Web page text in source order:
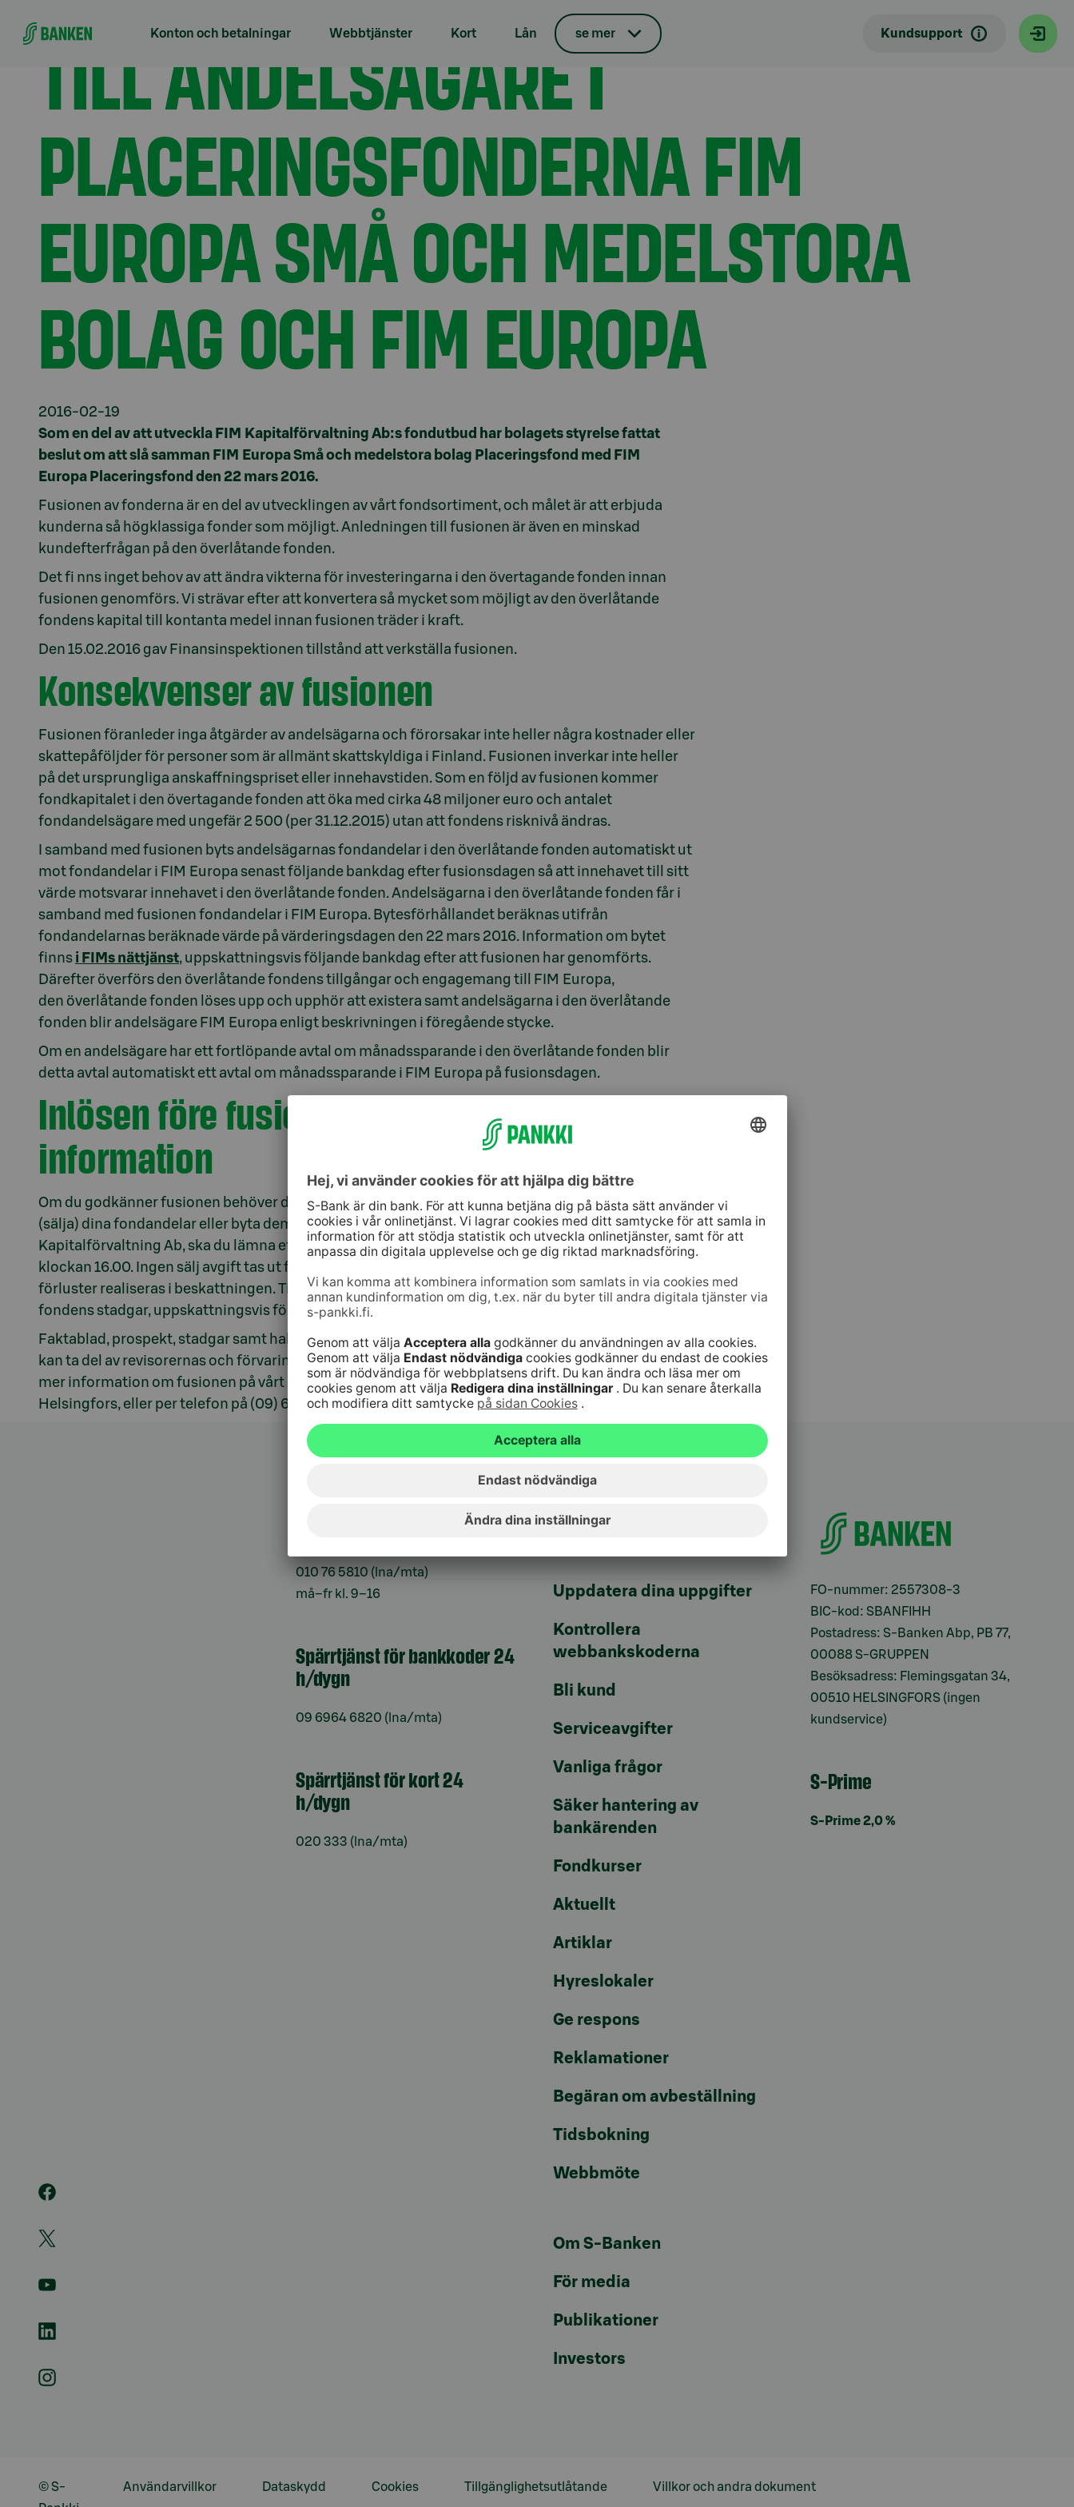
Konton och betalningar Webbtjänster Kort Lån se mer Kundsupport
Till andelsägare i Placeringsfonderna FIM Europa Små och medelstora bolag och FIM Europa
TILL ANDELSÄGARE I
PLACERINGSFONDERNA FIM
EUROPA SMÅ OCH MEDELSTORA
BOLAG OCH FIM EUROPA
2016-02-19
Som en del av att utveckla FIM Kapitalförvaltning Ab:s fondutbud har bolagets styrelse fattat
beslut om att slå samman FIM Europa Små och medelstora bolag Placeringsfond med FIM
Europa Placeringsfond den 22 mars 2016.
Fusionen av fonderna är en del av utvecklingen av vårt fondsortiment, och målet är att erbjuda
kunderna så högklassiga fonder som möjligt. Anledningen till fusionen är även en minskad
kundefterfrågan på den överlåtande fonden.
Det fi nns inget behov av att ändra vikterna för investeringarna i den övertagande fonden innan
fusionen genomförs. Vi strävar efter att konvertera så mycket som möjligt av den överlåtande
fondens kapital till kontanta medel innan fusionen träder i kraft.
Den 15.02.2016 gav Finansinspektionen tillstånd att verkställa fusionen.
Konsekvenser av fusionen
Fusionen föranleder inga åtgärder av andelsägarna och förorsakar inte heller några kostnader eller
skattepåföljder för personer som är allmänt skattskyldiga i Finland. Fusionen inverkar inte heller
på det ursprungliga anskaffningspriset eller innehavstiden. Som en följd av fusionen kommer
fondkapitalet i den övertagande fonden att öka med cirka 48 miljoner euro och antalet
fondandelsägare med ungefär 2 500 (per 31.12.2015) utan att fondens risknivå ändras.
I samband med fusionen byts andelsägarnas fondandelar i den överlåtande fonden automatiskt ut
mot fondandelar i FIM Europa senast följande bankdag efter fusionsdagen så att innehavet till sitt
värde motsvarar innehavet i den överlåtande fonden. Andelsägarna i den överlåtande fonden får i
samband med fusionen fondandelar i FIM Europa. Bytesförhållandet beräknas utifrån
fondandelarnas beräknade värde på värderingsdagen den 22 mars 2016. Information om bytet
finns i FIMs nättjänst, uppskattningsvis följande bankdag efter att fusionen har genomförts.
Därefter överförs den överlåtande fondens tillgångar och engagemang till FIM Europa,
den överlåtande fonden löses upp och upphör att existera samt andelsägarna i den överlåtande
fonden blir andelsägare FIM Europa enligt beskrivningen i föregående stycke.
Om en andelsägare har ett fortlöpande avtal om månadssparande i den överlåtande fonden blir
detta avtal automatiskt ett avtal om månadssparande i FIM Europa på fusionsdagen.
Inlösen före fusionen och ytterligare
information
Om du godkänner fusionen behöver du inte vidta några åtgärder. Om du före fusionen vill lösa in
(sälja) dina fondandelar eller byta dem till andelar i en annan fond som förvaltas av FIM
Kapitalförvaltning Ab, ska du lämna ett uppdrag om inlösen eller byte senast den 22 mars 2016 före
klockan 16.00. Ingen sälj avgift tas ut för inlösen eller byte men eventuella överlåtelsevinster eller -
förluster realiseras i beskattningen. Tillgångar från försäljningen av andelar betalas ut enligt
fondens stadgar, uppskattningsvis följande bankdag.
Faktablad, prospekt, stadgar samt halvårsrapport och årsredovisning för FIM Europa finnshär . Du
kan ta del av revisorernas och förvaringsinstitutets utlåtanden över fusionen och få
mer information om fusionen på vårt kontor på FIM Kapitalförvaltning Ab, Norra esplanaden 33 A,
Helsingfors, eller per telefon på (09) 6134 6250,kundservice@fim.com.
010 76 5810 (lna/mta)
må–fr kl. 9–16
Spärrtjänst för bankkoder 24
h/dygn
09 6964 6820 (lna/mta)
Spärrtjänst för kort 24
h/dygn
020 333 (lna/mta)
Genvägar
Uppdatera dina uppgifter
Kontrollera
webbankskoderna
Bli kund
Serviceavgifter
Vanliga frågor
Säker hantering av
bankärenden
Fondkurser
Aktuellt
Artiklar
Hyreslokaler
Ge respons
Reklamationer
Begäran om avbeställning
Tidsbokning
Webbmöte
Om S-Banken
För media
Publikationer
Investors
FO-nummer: 2557308-3
BIC-kod: SBANFIHH
Postadress: S-Banken Abp, PB 77,
00088 S-GRUPPEN
Besöksadress: Flemingsgatan 34,
00510 HELSINGFORS (ingen
kundservice)
S-Prime
S-Prime 2,0 %
Användarvillkor Dataskydd Cookies Tillgänglighetsutlåtande Villkor och andra dokument
© S-